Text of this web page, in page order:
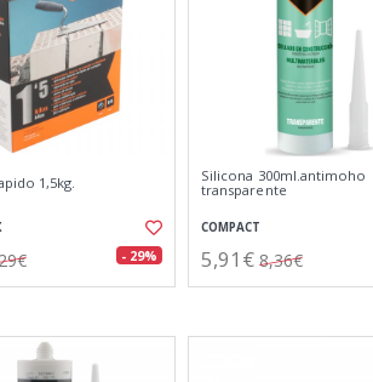
1,5kg.
- 29%
Silicona 300ml.antimoho
transparente
COMPACT
5,91€ 8,36€